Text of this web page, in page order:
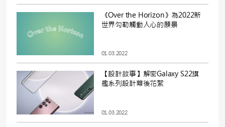
《Over the Horizon》為2022新
世界勾勒觸動人心的願景
01.03.2022
【設計故事】解密Galaxy S22旗
艦系列設計幕後花絮
01.03.2022